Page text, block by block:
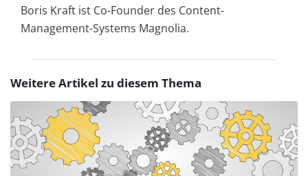
Boris Kraft ist Co-Founder des Content-
Management-Systems Magnolia.
Weitere Artikel zu diesem Thema